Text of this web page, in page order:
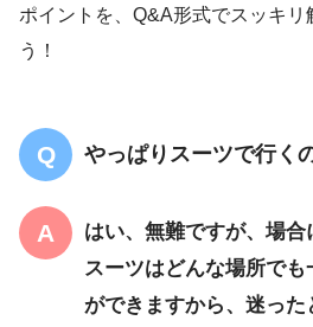
ポイントを、Q&A形式でスッキリ
う！
やっぱりスーツで行く
はい、無難ですが、場合
スーツはどんな場所でも
ができますから、迷っ